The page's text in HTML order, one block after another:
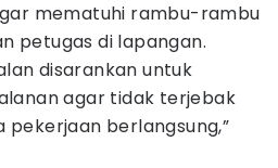
mematuhi rambu-rambu
petugas di lapangan.
disarankan untuk
agar tidak terjebak
berlangsung,”